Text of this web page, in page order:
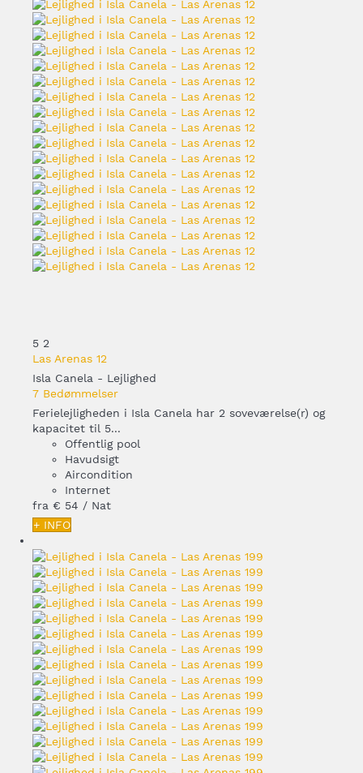
5 2
Las Arenas 12
Isla Canela - Lejlighed
7 Bedømmelser
Ferielejligheden i Isla Canela har 2 soveværelse(r) og
kapacitet til 5...
Offentlig pool
Havudsigt
Aircondition
Internet
fra € 54 / Nat
+ INFO